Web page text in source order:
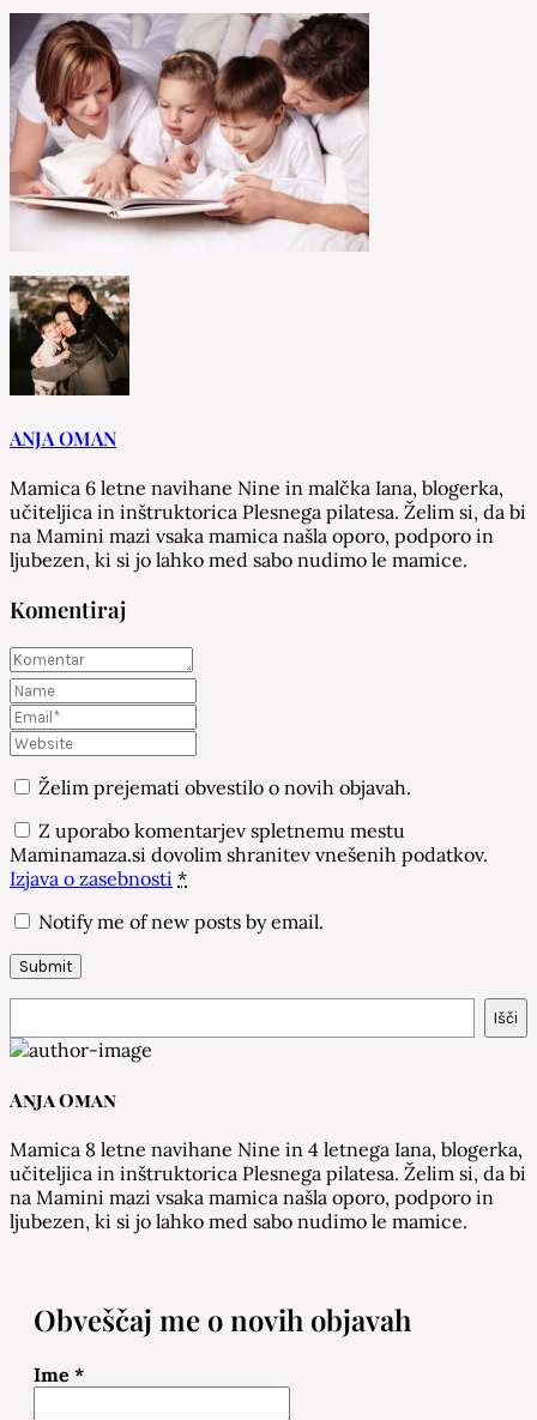
ANJA OMAN
Mamica 6 letne navihane Nine in malčka Iana, blogerka,
učiteljica in inštruktorica Plesnega pilatesa. Želim si, da bi
na Mamini mazi vsaka mamica našla oporo, podporo in
ljubezen, ki si jo lahko med sabo nudimo le mamice.
Komentiraj
Želim prejemati obvestilo o novih objavah.
Z uporabo komentarjev spletnemu mestu
Maminamaza.si dovolim shranitev vnešenih podatkov.
Izjava o zasebnosti *
Notify me of new posts by email.
Išči
Anja Oman
Mamica 8 letne navihane Nine in 4 letnega Iana, blogerka,
učiteljica in inštruktorica Plesnega pilatesa. Želim si, da bi
na Mamini mazi vsaka mamica našla oporo, podporo in
ljubezen, ki si jo lahko med sabo nudimo le mamice.
Obveščaj me o novih objavah
Ime *